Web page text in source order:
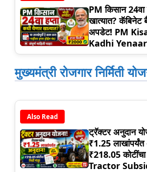
PM किसान 24वा
खात्यात? कॅबिनेट
अपडेट! PM
Kadhi Yenaar
मुख्यमंत्री रोजगार निर्मिती
Also Read
ट्रॅक्टर अनुदान
₹1.25
₹218.05
Tractor